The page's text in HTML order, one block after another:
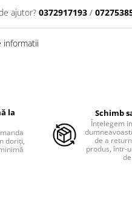
ajutor? 0372917193 /
informatii
la
doriți,
Schimb
Înțelegem
de a
produs, într-